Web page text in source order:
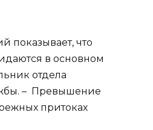
показывает, что
в основном
отдела
– Превышение
притоках